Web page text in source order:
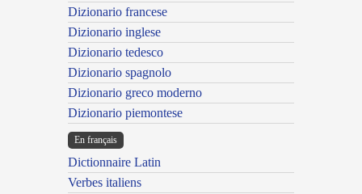
Dizionario francese
Dizionario inglese
Dizionario tedesco
Dizionario spagnolo
Dizionario greco moderno
Dizionario piemontese
En français
Dictionnaire Latin
Verbes italiens